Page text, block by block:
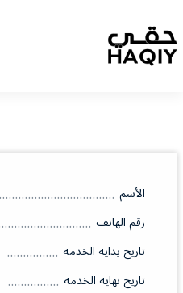
الأسم
رقم الهاتف
تاريخ بدايه الخدمه
تاريخ نهايه الخدمه